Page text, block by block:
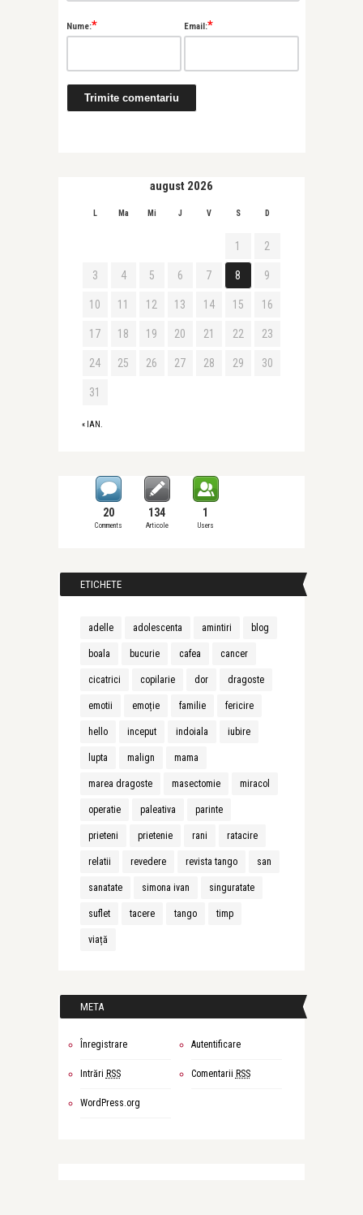
Nume:* Email:*
august 2026
L Ma Mi J V S D
« IAN.
1 2
3 4 5 6 7 8 9
10 11 12 13 14 15 16
17 18 19 20 21 22 23
24 25 26 27 28 29 30
31
20
Comments
134
Articole
1
Users
ETICHETE
adelle adolescenta amintiri blog
boala bucurie cafea cancer
cicatrici copilarie dor dragoste
emotii emoție familie fericire
hello inceput indoiala iubire
lupta malign mama
marea dragoste masectomie miracol
operatie paleativa parinte
prieteni prietenie rani ratacire
relatii revedere revista tango san
sanatate simona ivan singuratate
suflet tacere tango timp
viață
META
Înregistrare Autentificare
Intrări RSS Comentarii RSS
WordPress.org